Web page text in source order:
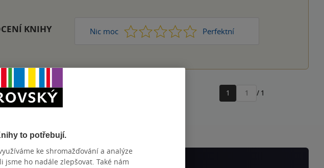
KNIHY Nic moc 1 2 3 4 Perfektní
5
20
1
Přejít
/ 1
to potřebují.
ke shromažďování a analýze
ho nadále zlepšovat. Také nám